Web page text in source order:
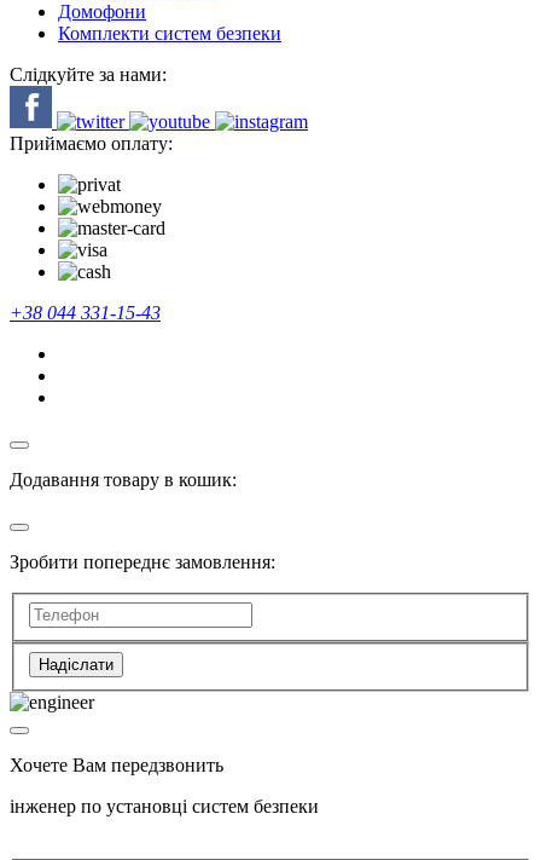
Домофони
Комплекти систем безпеки
Слідкуйте за нами:
Приймаємо оплату:
+38 044 331-15-43
Додавання товару в кошик:
Зробити попереднє замовлення:
Надіслати
Хочете Вам передзвонить
інженер по установці систем безпеки